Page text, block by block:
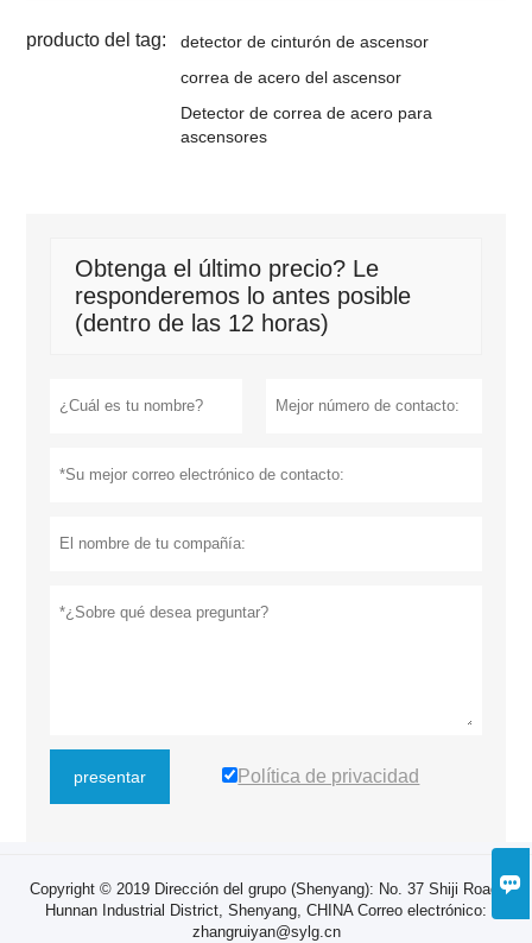

producto del tag:
detector de cinturón de ascensor
correa de acero del ascensor
Detector de correa de acero para
ascensores
Obtenga el último precio? Le
responderemos lo antes posible
(dentro de las 12 horas)
presentar Política de privacidad
Copyright © 2019 Dirección del grupo (Shenyang): No. 37 Shiji Road,
Hunnan Industrial District, Shenyang, CHINA Correo electrónico:
zhangruiyan@sylg.cn